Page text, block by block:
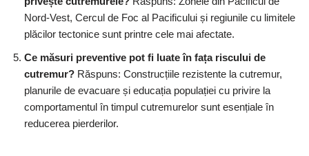
Nord-Vest, Cercul de Foc al Pacificului și regiunile cu limitele
plăcilor tectonice sunt printre cele mai afectate.
Ce măsuri preventive pot fi luate în fața riscului de
cutremur? Răspuns: Construcțiile rezistente la cutremur,
planurile de evacuare și educația populației cu privire la
comportamentul în timpul cutremurelor sunt esențiale în
reducerea pierderilor.